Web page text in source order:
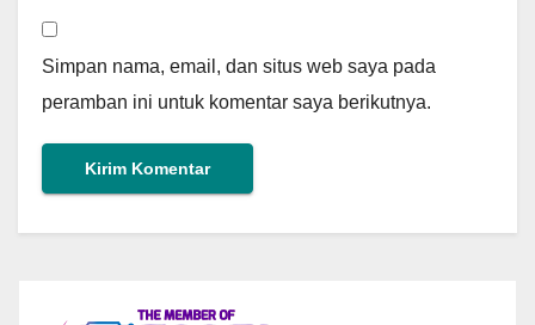
Simpan nama, email, dan situs web saya pada
peramban ini untuk komentar saya berikutnya.